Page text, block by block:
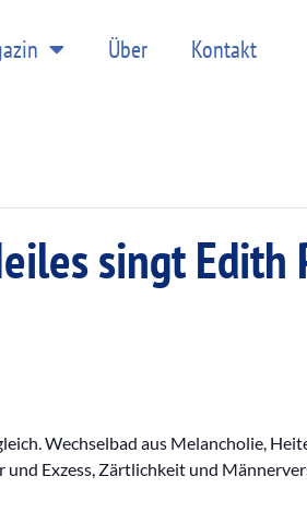
Über Kontakt
singt Edith
Wechselbad aus Melancholie,
Exzess, Zärtlichkeit und